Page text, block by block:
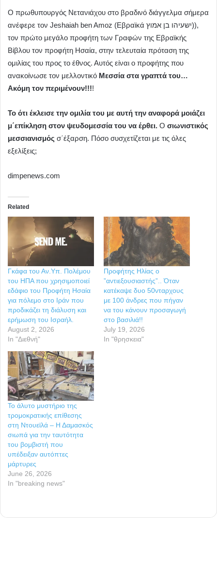
Ο πρωθυπουργός Nετανιάχου στο βραδινό διάγγελμα σήμερα
ανέφερε τον Jeshaiah ben Amoz (Εβραϊκά ישעיהו בן אמוץ)),
τον πρώτο μεγάλο προφήτη των Γραφών της Εβραϊκής
Βίβλου τον προφήτη Ησαία, στην τελευταία πρόταση της
ομιλίας του προς το έθνος. Αυτός είναι ο προφήτης που
ανακοίνωσε τον μελλοντικό Μεσσία στα γραπτά του…
Ακόμη τον περιμένουν!!!!
Το ότι έκλεισε την ομιλία του με αυτή την αναφορά μοιάζει
μ΄επίκληση στον ψευδομεσσία του να έρθει. Ο σιωνιστικός
μεσσιανισμός σ΄έξαρση. Πόσο συσχετίζεται με τις όλες
εξελίξεις;
dimpenews.com
Related
Γκάφα του Αν.Υπ. Πολέμου
του ΗΠΑ που χρησιμοποιεί
εδάφιο του Προφήτη Ησαία
για πόλεμο στο Ιράν που
προδικάζει τη διάλυση και
ερήμωση του Ισραήλ.
August 2, 2026
In "Διεθνή"
Προφήτης Ηλίας ο
”αντιεξουσιαστής”.. Όταν
κατέκαψε δυο 50νταρχους
με 100 άνδρες που πήγαν
να του κάνουν προσαγωγή
στο βασιλιά!!
July 19, 2026
In "θρησκεια"
Το άλυτο μυστήριο της
τρομοκρατικής επίθεσης
στη Ντουεϊλά – Η Δαμασκός
σιωπά για την ταυτότητα
του βομβιστή που
υπέδειξαν αυτόπτες
μάρτυρες
June 26, 2026
In "breaking news"